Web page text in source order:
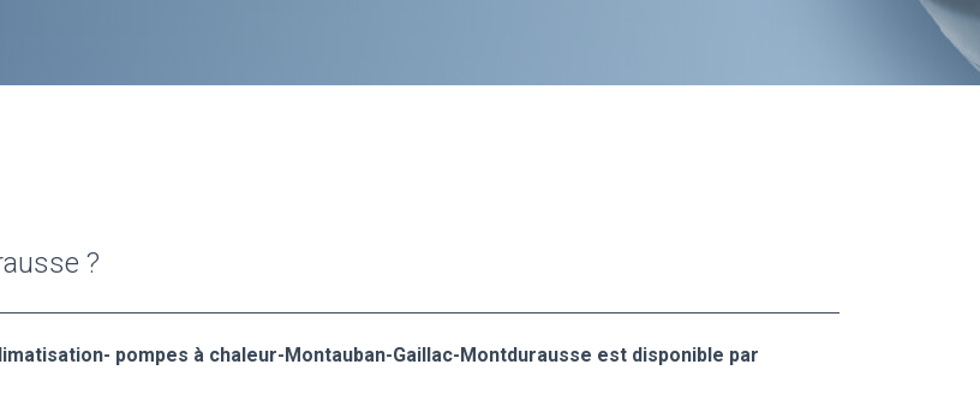
?
pompes à chaleur-Montauban-Gaillac-Montdurausse est disponible par